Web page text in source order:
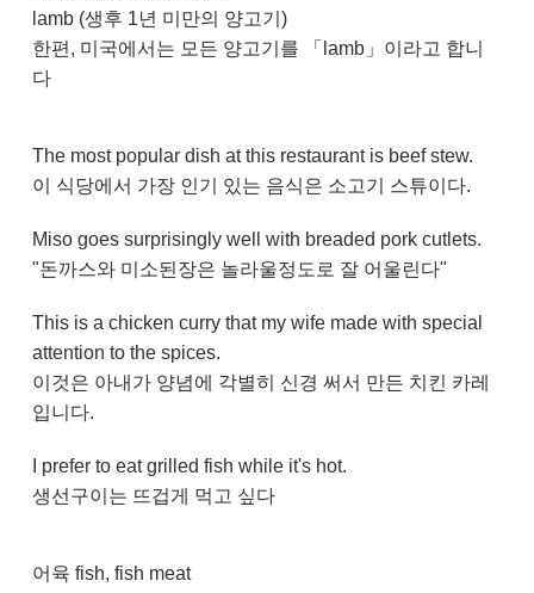
lamb (생후 1년 미만의 양고기)
한편, 미국에서는 모든 양고기를 「lamb」이라고 합니
다
The most popular dish at this restaurant is beef stew.
이 식당에서 가장 인기 있는 음식은 소고기 스튜이다.
Miso goes surprisingly well with breaded pork cutlets.
"돈까스와 미소된장은 놀라울정도로 잘 어울린다"
This is a chicken curry that my wife made with special
attention to the spices.
이것은 아내가 양념에 각별히 신경 써서 만든 치킨 카레
입니다.
I prefer to eat grilled fish while it's hot.
생선구이는 뜨겁게 먹고 싶다
어육 fish, fish meat